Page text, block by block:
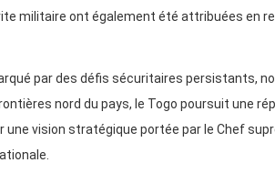
militaire ont également été attribuées en
par des défis sécuritaires persistants,
nord du pays, le Togo poursuit une
une vision stratégique portée par le Chef